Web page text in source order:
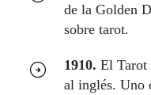
de la Golden
sobre tarot.
1910. El Tarot
al inglés. Uno